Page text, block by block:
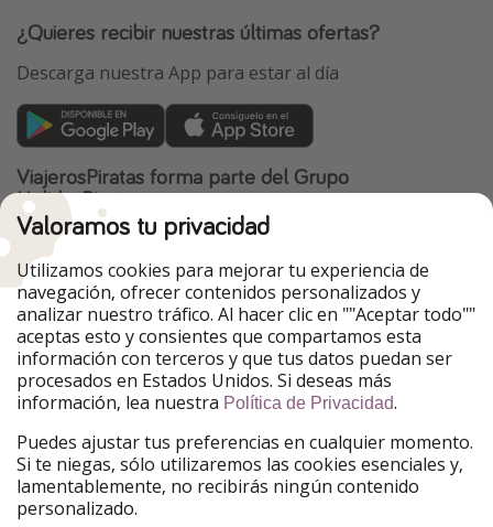
¿Quieres recibir nuestras últimas ofertas?
Descarga nuestra App para estar al día
ViajerosPiratas forma parte del Grupo
HolidayPirates
Nuestros mercados
PiratinViaggio
HolidayPirates
VakantiePiraten
WakacyjniPiraci
VoyagesPirates
Ferienpiraten
Urlaubspiraten
Urlaubspiraten
TravelPirates
Nuestro grupo
HolidayPirates Group
Conócenos mejor
Sobre ViajerosPiratas
Información legal
Valoramos tu privacidad
Utilizamos cookies para mejorar tu experiencia de
navegación, ofrecer contenidos personalizados y
analizar nuestro tráfico. Al hacer clic en ""Aceptar todo""
aceptas esto y consientes que compartamos esta
información con terceros y que tus datos puedan ser
procesados en Estados Unidos. Si deseas más
información, lea nuestra Política de Privacidad.
Puedes ajustar tus preferencias en cualquier momento.
Si te niegas, sólo utilizaremos las cookies esenciales y,
lamentablemente, no recibirás ningún contenido
personalizado.